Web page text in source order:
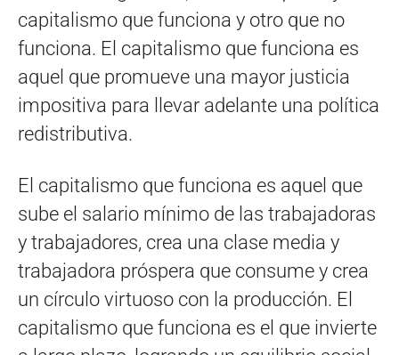
capitalismo que funciona y otro que no
funciona. El capitalismo que funciona es
aquel que promueve una mayor justicia
impositiva para llevar adelante una política
redistributiva.
El capitalismo que funciona es aquel que
sube el salario mínimo de las trabajadoras
y trabajadores, crea una clase media y
trabajadora próspera que consume y crea
un círculo virtuoso con la producción. El
capitalismo que funciona es el que invierte